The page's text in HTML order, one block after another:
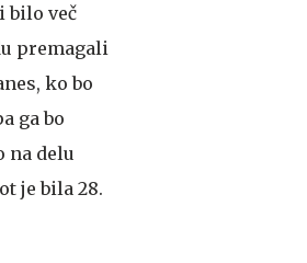
bilo več
premagali
ko bo
ga bo
na delu
je bila 28.